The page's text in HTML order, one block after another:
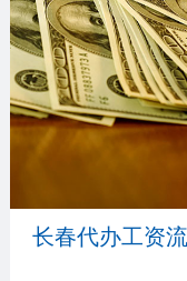
事
我
们
长春代办工资